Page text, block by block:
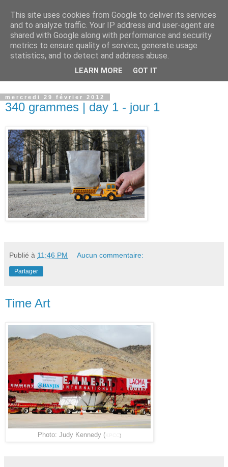
Observatoire du Land Art
Lieu d'archivage, de recherche et de transmission du Land
Art...................... place for archiving, researching and
transmitting Land Art
mercredi 29 février 2012
340 grammes | day 1 - jour 1
Publié à 11:46 PM Aucun commentaire:
Partager
Time Art
Photo: Judy Kennedy ( )
This site uses cookies from Google to deliver its services
and to analyze traffic. Your IP address and user-agent are
shared with Google along with performance and security
metrics to ensure quality of service, generate usage
statistics, and to detect and address abuse.
LEARN MORE GOT IT